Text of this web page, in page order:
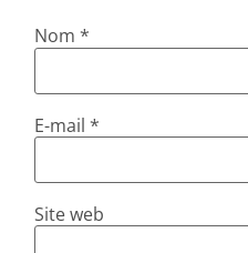
Nom*
E-mail*
Site web